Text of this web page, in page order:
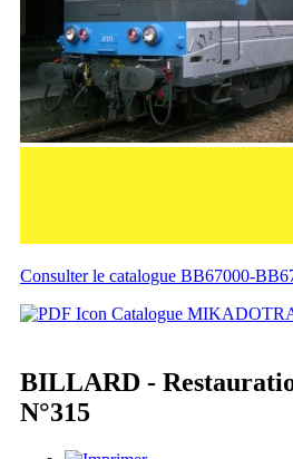
Consulter le catalogue BB67000-
Catalogue
BILLARD -
N°315